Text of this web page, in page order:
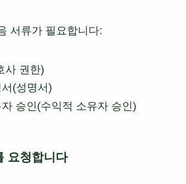
서류가 필요합니다:
사 권한)
(성명서)
승인(수익적 소유자 승인)
요청합니다